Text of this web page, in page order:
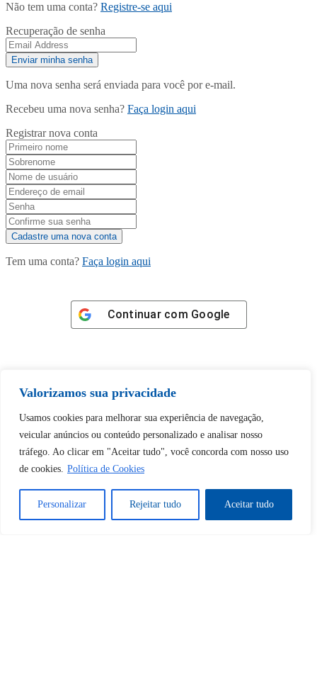
Valorizamos sua privacidade
Usamos cookies para melhorar sua experiência de navegação,
veicular anúncios ou conteúdo personalizado e analisar nosso
tráfego. Ao clicar em "Aceitar tudo", você concorda com nosso uso
de cookies. Política de Cookies
Personalizar Rejeitar tudo Aceitar tudo
Não tem uma conta? Registre-se aqui
Recuperação de senha
Uma nova senha será enviada para você por e-mail.
Recebeu uma nova senha? Faça login aqui
Registrar nova conta
Tem uma conta? Faça login aqui
Continuar com Google
Tem certeza de que deseja
desbloquear esta publicação?
Desbloquear esquerda : 0